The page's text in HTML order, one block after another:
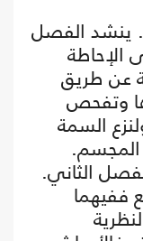
ينشد الفصل
الإحاطة
عن طريق
وتفحص
السمة
المجسم.
الثاني.
ففيهما